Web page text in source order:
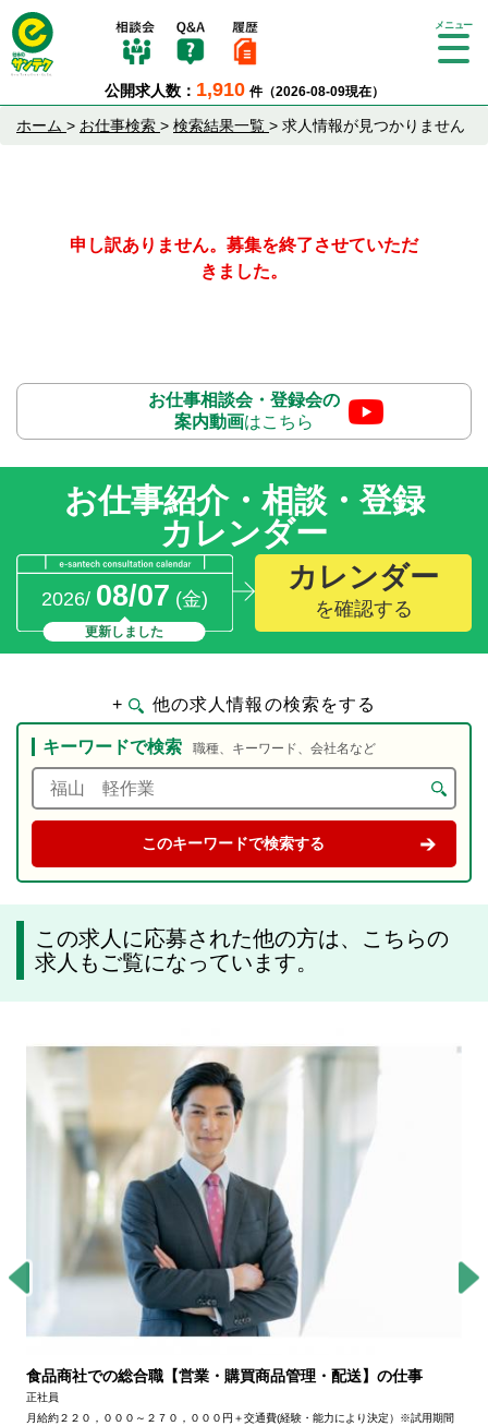
公開求人数： 1,910 件（2026-08-09現在）
Tog
ion
ホーム > お仕事検索 > 検索結果一覧 > 求人情報が見つかりません
申し訳ありません。募集を終了させていただ
きました。
お仕事相談会・登録会の
案内動画はこちら
お仕事紹介・相談・登録
カレンダー
2026/ 08/07 (金)
更新しました
カレンダー
を確認する
+ 他の求人情報の検索をする
キーワードで検索 職種、キーワード、会社名など
この求人に応募された他の方は、こちらの
求人もご覧になっています。
食品商社での総合職【営業・購買商品管理・配送】の仕事
正社員
月給約２２０，０００～２７０，０００円＋交通費(経験・能力により決定）※試用期間